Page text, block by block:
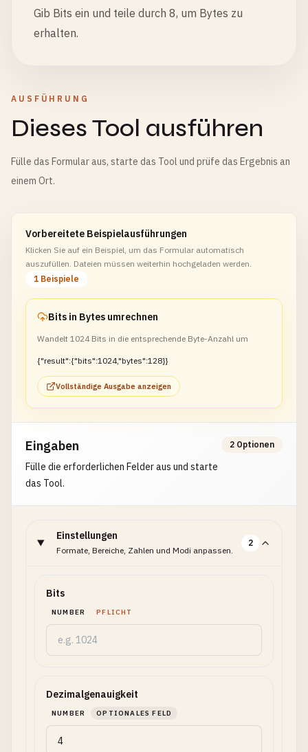
Gib Bits ein und teile durch 8, um Bytes zu
erhalten.
AUSFÜHRUNG
Dieses Tool ausführen
Fülle das Formular aus, starte das Tool und prüfe das Ergebnis an
einem Ort.
Vorbereitete Beispielausführungen
Klicken Sie auf ein Beispiel, um das Formular automatisch
auszufüllen. Dateien müssen weiterhin hochgeladen werden.
1 Beispiele
Bits in Bytes umrechnen
Wandelt 1024 Bits in die entsprechende Byte-Anzahl um
{"result":{"bits":1024,"bytes":128}}
Vollständige Ausgabe anzeigen
Eingaben
Fülle die erforderlichen Felder aus und starte
das Tool.
2 Optionen
Einstellungen
Formate, Bereiche, Zahlen und Modi anpassen.
2
Bits
NUMBER PFLICHT
Dezimalgenauigkeit
NUMBER OPTIONALES FELD